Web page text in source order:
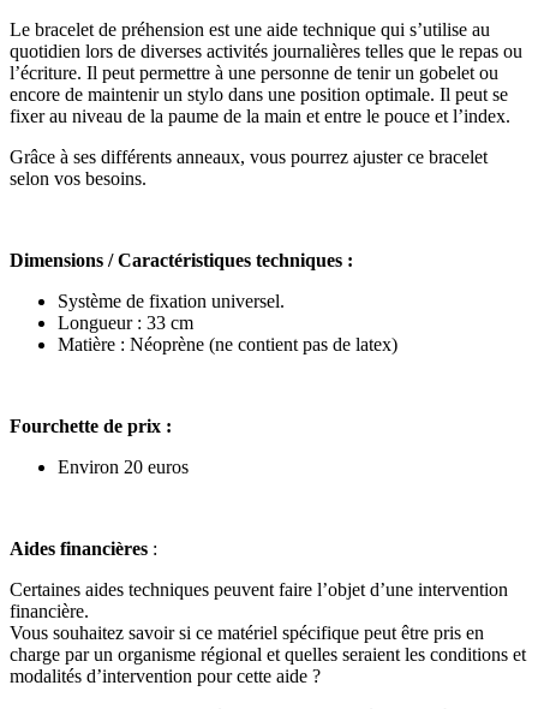
Le bracelet de préhension est une aide technique qui s’utilise au
quotidien lors de diverses activités journalières telles que le repas ou
l’écriture. Il peut permettre à une personne de tenir un gobelet ou
encore de maintenir un stylo dans une position optimale. Il peut se
fixer au niveau de la paume de la main et entre le pouce et l’index.
Grâce à ses différents anneaux, vous pourrez ajuster ce bracelet
selon vos besoins.
Dimensions / Caractéristiques techniques :
Système de fixation universel.
Longueur : 33 cm
Matière : Néoprène (ne contient pas de latex)
Fourchette de prix :
Environ 20 euros
Aides financières :
Certaines aides techniques peuvent faire l’objet d’une intervention
financière.
Vous souhaitez savoir si ce matériel spécifique peut être pris en
charge par un organisme régional et quelles seraient les conditions et
modalités d’intervention pour cette aide ?